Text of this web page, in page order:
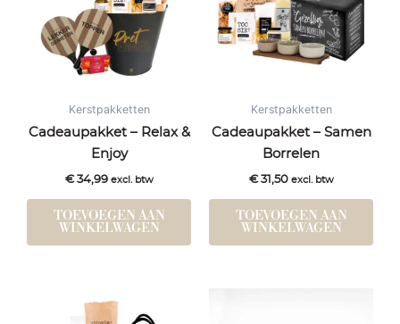
Kerstpakketten
Cadeaupakket – Relax &
Enjoy
€34,99 excl. btw
TOEVOEGEN AAN
WINKELWAGEN
Kerstpakketten
Cadeaupakket – Samen
Borrelen
€31,50 excl. btw
TOEVOEGEN AAN
WINKELWAGEN